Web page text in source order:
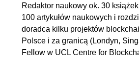
Redaktor naukowy ok. 30
100 artykułów naukowych i
doradca kilku projektów
Polsce i za granicą (Londyn,
Fellow w UCL Centre for